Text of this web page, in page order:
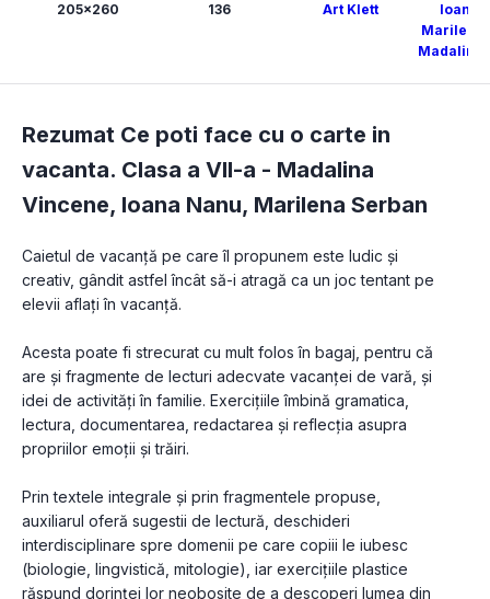
205x260 136 Art Klett
Ioana
Marilena
Madalina
Rezumat Ce poti face cu o carte in
vacanta. Clasa a VII-a - Madalina
Vincene, Ioana Nanu, Marilena Serban
Caietul de vacanță pe care îl propunem este ludic și
creativ, gândit astfel încât să-i atragă ca un joc tentant pe
elevii aflați în vacanță.
Acesta poate fi strecurat cu mult folos în bagaj, pentru că
are și fragmente de lecturi adecvate vacanței de vară, și
idei de activități în familie. Exercițiile îmbină gramatica,
lectura, documentarea, redactarea și reflecția asupra
propriilor emoții și trăiri.
Prin textele integrale și prin fragmentele propuse,
auxiliarul oferă sugestii de lectură, deschideri
interdisciplinare spre domenii pe care copiii le iubesc
(biologie, lingvistică, mitologie), iar exercițiile plastice
răspund dorinței lor neobosite de a descoperi lumea din